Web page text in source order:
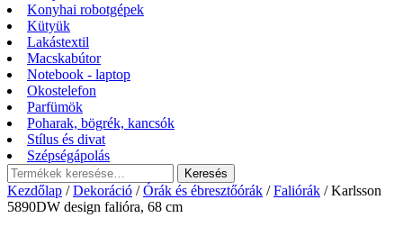
Konyhai robotgépek
Kütyük
Lakástextil
Macskabútor
Notebook - laptop
Okostelefon
Parfümök
Poharak, bögrék, kancsók
Stílus és divat
Szépségápolás
Keresés
a
következőre:
Keresés
Kezdőlap /Dekoráció /Órák és ébresztőórák /Faliórák / Karlsson
5890DW design falióra, 68 cm